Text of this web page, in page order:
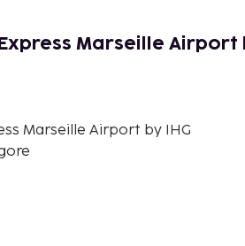
Marseille Airport
Marseille Airport by IHG